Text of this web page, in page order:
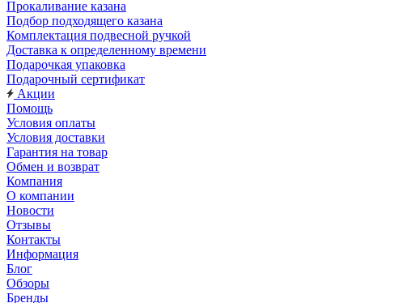
Прокаливание казана
Подбор подходящего казана
Комплектация подвесной ручкой
Доставка к определенному времени
Подарочкая упаковка
Подарочный сертификат
Акции
Помощь
Условия оплаты
Условия доставки
Гарантия на товар
Обмен и возврат
Компания
О компании
Новости
Отзывы
Контакты
Информация
Блог
Обзоры
Бренды